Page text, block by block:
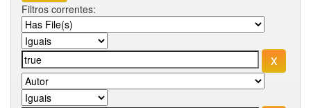
Filtros correntes: